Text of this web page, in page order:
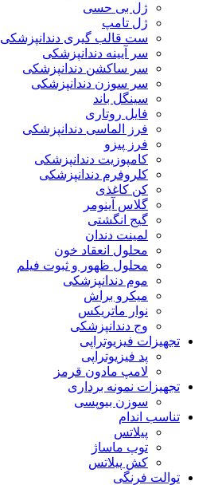
ژل بی حسی
ژل تامپ
ست قالب گیری دندانپزشکی
سر آیینه دندانپزشکی
سر ساکشن دندانپزشکی
سر سوزن دندانپزشکی
سینگل باند
فایل روتاری
فرز الماسی دندانپزشکی
فرز پیزو
کامپوزیت دندانپزشکی
کلروفرم دندانپزشکی
کن کاغذی
گلاس آینومر
گیج انگشتی
لمینت دندان
محلول انعقاد خون
محلول ظهور و ثبوت فیلم
موم دندانپزشکی
میکرو براش
نوار ماتریکس
وج دندانپزشکی
تجهیزات فیزیوتراپی
پد فیزیوتراپی
لامپ مادون قرمز
تجهیزات نمونه برداری
سوزن بیوپسی
تناسب اندام
پیلاتس
توپ ماساژ
کش پیلاتس
توالت فرنگی